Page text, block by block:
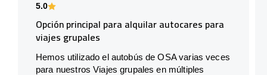
5.0
Opción principal para alquilar autocares para
viajes grupales
Hemos utilizado el autobús de OSA varias veces
para nuestros Viajes grupales en múltiples